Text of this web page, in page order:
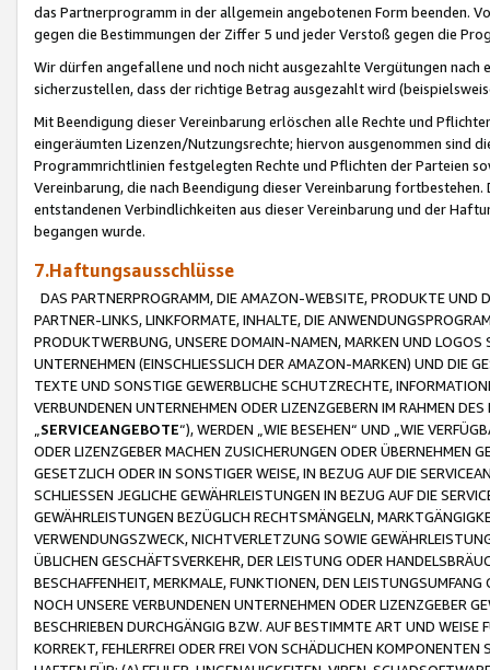
das Partnerprogramm in der allgemein angebotenen Form beenden.
gegen die Bestimmungen der Ziffer 5 und jeder Verstoß gegen die
Wir dürfen angefallene und noch nicht ausgezahlte Vergütungen
sicherzustellen, dass der richtige Betrag ausgezahlt wird
Mit Beendigung dieser Vereinbarung erlöschen alle Rechte und
eingeräumten Lizenzen/Nutzungsrechte; hiervon ausgenommen sind
Programmrichtlinien festgelegten Rechte und Pflichten der Parteien
Vereinbarung, die nach Beendigung dieser Vereinbarung
entstandenen Verbindlichkeiten aus dieser Vereinbarung und der
begangen wurde.
7.Haftungsausschlüsse
DAS PARTNERPROGRAMM, DIE AMAZON-WEBSITE, PRODUKTE UND
PARTNER-LINKS, LINKFORMATE, INHALTE, DIE
PRODUKTWERBUNG, UNSERE DOMAIN-NAMEN, MARKEN UND
UNTERNEHMEN (EINSCHLIESSLICH DER AMAZON-MARKEN) UND DIE
TEXTE UND SONSTIGE GEWERBLICHE SCHUTZRECHTE,
VERBUNDENEN UNTERNEHMEN ODER LIZENZGEBERN IM RAHMEN
SERVICEANGEBOTE“), WERDEN „WIE BESEHEN“ UND „WIE
ODER LIZENZGEBER MACHEN ZUSICHERUNGEN ODER ÜBERNEHMEN
GESETZLICH ODER IN SONSTIGER WEISE, IN BEZUG AUF DIE
SCHLIESSEN JEGLICHE GEWÄHRLEISTUNGEN IN BEZUG AUF DIE
GEWÄHRLEISTUNGEN BEZÜGLICH RECHTSMÄNGELN,
VERWENDUNGSZWECK, NICHTVERLETZUNG SOWIE
ÜBLICHEN GESCHÄFTSVERKEHR, DER LEISTUNG ODER
BESCHAFFENHEIT, MERKMALE, FUNKTIONEN, DEN
NOCH UNSERE VERBUNDENEN UNTERNEHMEN ODER LIZENZGEBER
BESCHRIEBEN DURCHGÄNGIG BZW. AUF BESTIMMTE ART UND
KORREKT, FEHLERFREI ODER FREI VON SCHÄDLICHEN